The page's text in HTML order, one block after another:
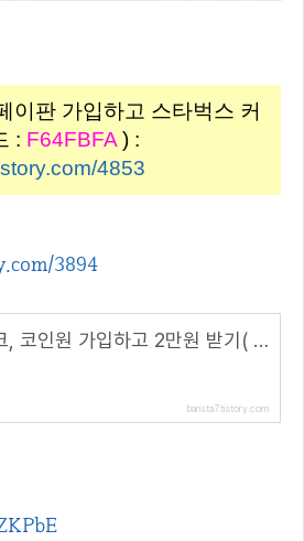
이판 가입하고 스타벅스 커
: F64FBFA) :
4853
3894
앱테크, 코인원 가입하고 2만원 받기( 초대 코드 : 5G7TC772 )
barista7.tistory.com